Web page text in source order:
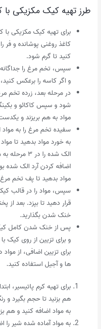
طرز تهیه کیک مکزیکی با
برای تهیه کیک مکزیکی با
کنید تا گرم شود.
سپس، تخم مرغ را
و اگر کاسه را برعکس
در مرحله بعد، زرده تخم
شود و سپس کاکائو و
مواد به هم بریزند و
سفیده تخم مرغ را به
به خورد مواد بدهید تا
الک شده را
اضافه کردن آرد الک شده
مواد بدهید تا پف تخم مرغ
قرار دهید تا بپزد. بعد از
خنک شدن بگذارید.
پس از خنک شدن کامل کیک،
و برای تزیین از روی کیک
برای تزیین اضافی، از
ها و آجیل استفاده کنید.
برای تهیه کرم پاتیسیر،
هم بزنید تا حجم بگیرد و
به مواد اضافه کنید و هم
به مواد آماده شده شیر